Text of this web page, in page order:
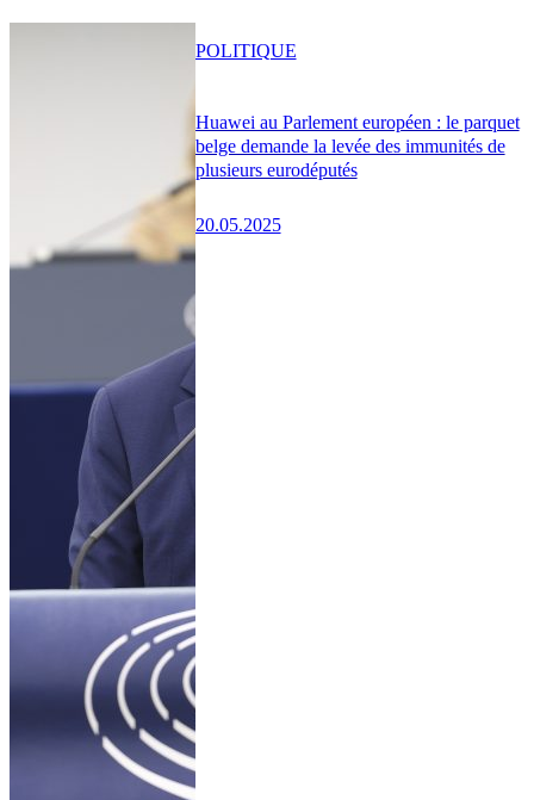
Huawei au Parlement européen : le parquet
belge demande la levée des immunités de
plusieurs eurodéputés
20.05.2025
POLITIQUE